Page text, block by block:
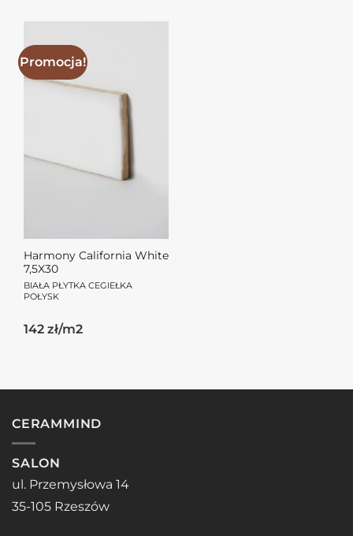
Promocja!
Harmony California White
7,5X30
BIAŁA PŁYTKA CEGIEŁKA
POŁYSK
Pierwotna
cena
Aktualna
cena
142 zł/m2
CERAMMIND
SALON
ul. Przemysłowa 14
35-105 Rzeszów